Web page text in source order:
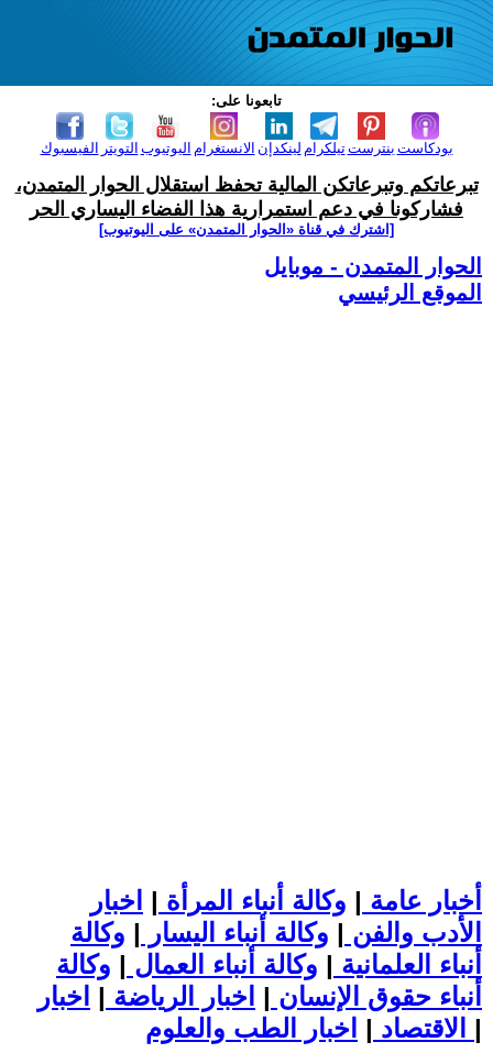
تابعونا على:
الفيسبوك التويتر اليوتيوب الانستغرام لينكدإن تيلكرامبنترست بودكاست
تبرعاتكم وتبرعاتكن المالية تحفظ استقلال الحوار المتمدن،
فشاركونا في دعم استمرارية هذا الفضاء اليساري الحر
[اشترك في قناة ‫«الحوار المتمدن» على اليوتيوب]
الحوار المتمدن - موبايل
الموقع الرئيسي
أخبار عامة | وكالة أنباء المرأة | اخبار
الأدب والفن | وكالة أنباء اليسار | وكالة
أنباء العلمانية | وكالة أنباء العمال | وكالة
أنباء حقوق الإنسان | اخبار الرياضة | اخبار
الاقتصاد | |